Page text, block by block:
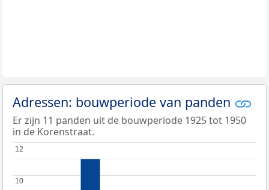
Adressen: bouwperiode van panden
Er zijn 11 panden uit de bouwperiode 1925 tot 1950
in de Korenstraat.
10
10
12
12